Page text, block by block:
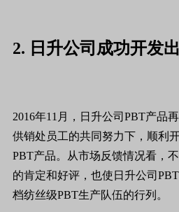
2. 日升公司成功开发
2016年11月，日升公司PBT产品
供销处员工的共同努力下，顺利
PBT产品。从市场反馈情况看，
的肯定和好评，也使日升公司
档纺丝级PBT生产队伍的行列。